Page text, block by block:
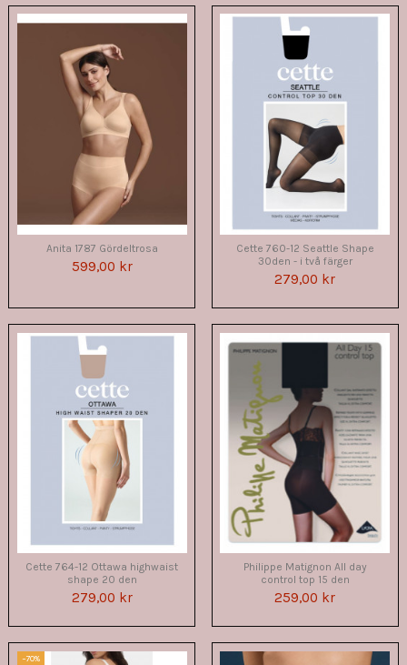
Anita 1787 Gördeltrosa
599,00 kr
Cette 760-12 Seattle Shape
30den - i två färger
279,00 kr
Cette 764-12 Ottawa highwaist
shape 20 den
279,00 kr
Philippe Matignon All day
control top 15 den
259,00 kr
−70%